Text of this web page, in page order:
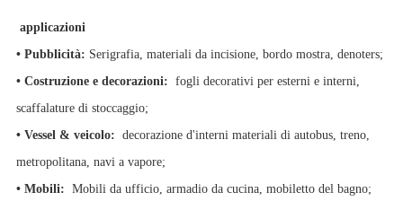
applicazioni
• Pubblicità: Serigrafia, materiali da incisione, bordo mostra, denoters;
• Costruzione e decorazioni: fogli decorativi per esterni e interni,
scaffalature di stoccaggio;
• Vessel & veicolo: decorazione d'interni materiali di autobus, treno,
metropolitana, navi a vapore;
• Mobili: Mobili da ufficio, armadio da cucina, mobiletto del bagno;